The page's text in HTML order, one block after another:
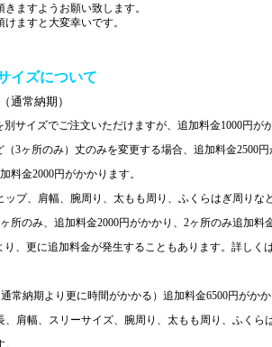
ますようお願い致します。
ますと大変幸いです。
イズについて
通常納期）
サイズでご注文いただけますが、追加料金1000円が
3ヶ所のみ）丈のみを変更する場合、追加料金2500
料金2000円がかかります。
プ、肩幅、腕周り、太もも周り、ふくらはぎ周りな
所のみ、追加料金2000円がかかり、2ヶ所のみ追加料
、更に追加料金が発生することもあります。詳しく
常納期より更に時間がかかる）追加料金6500円がか
、肩幅、スリーサイズ、腕周り、太もも周り、ふくら